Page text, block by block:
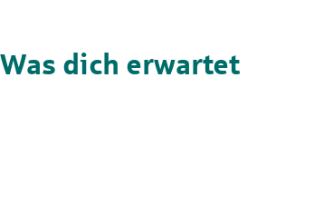
Was dich erwartet